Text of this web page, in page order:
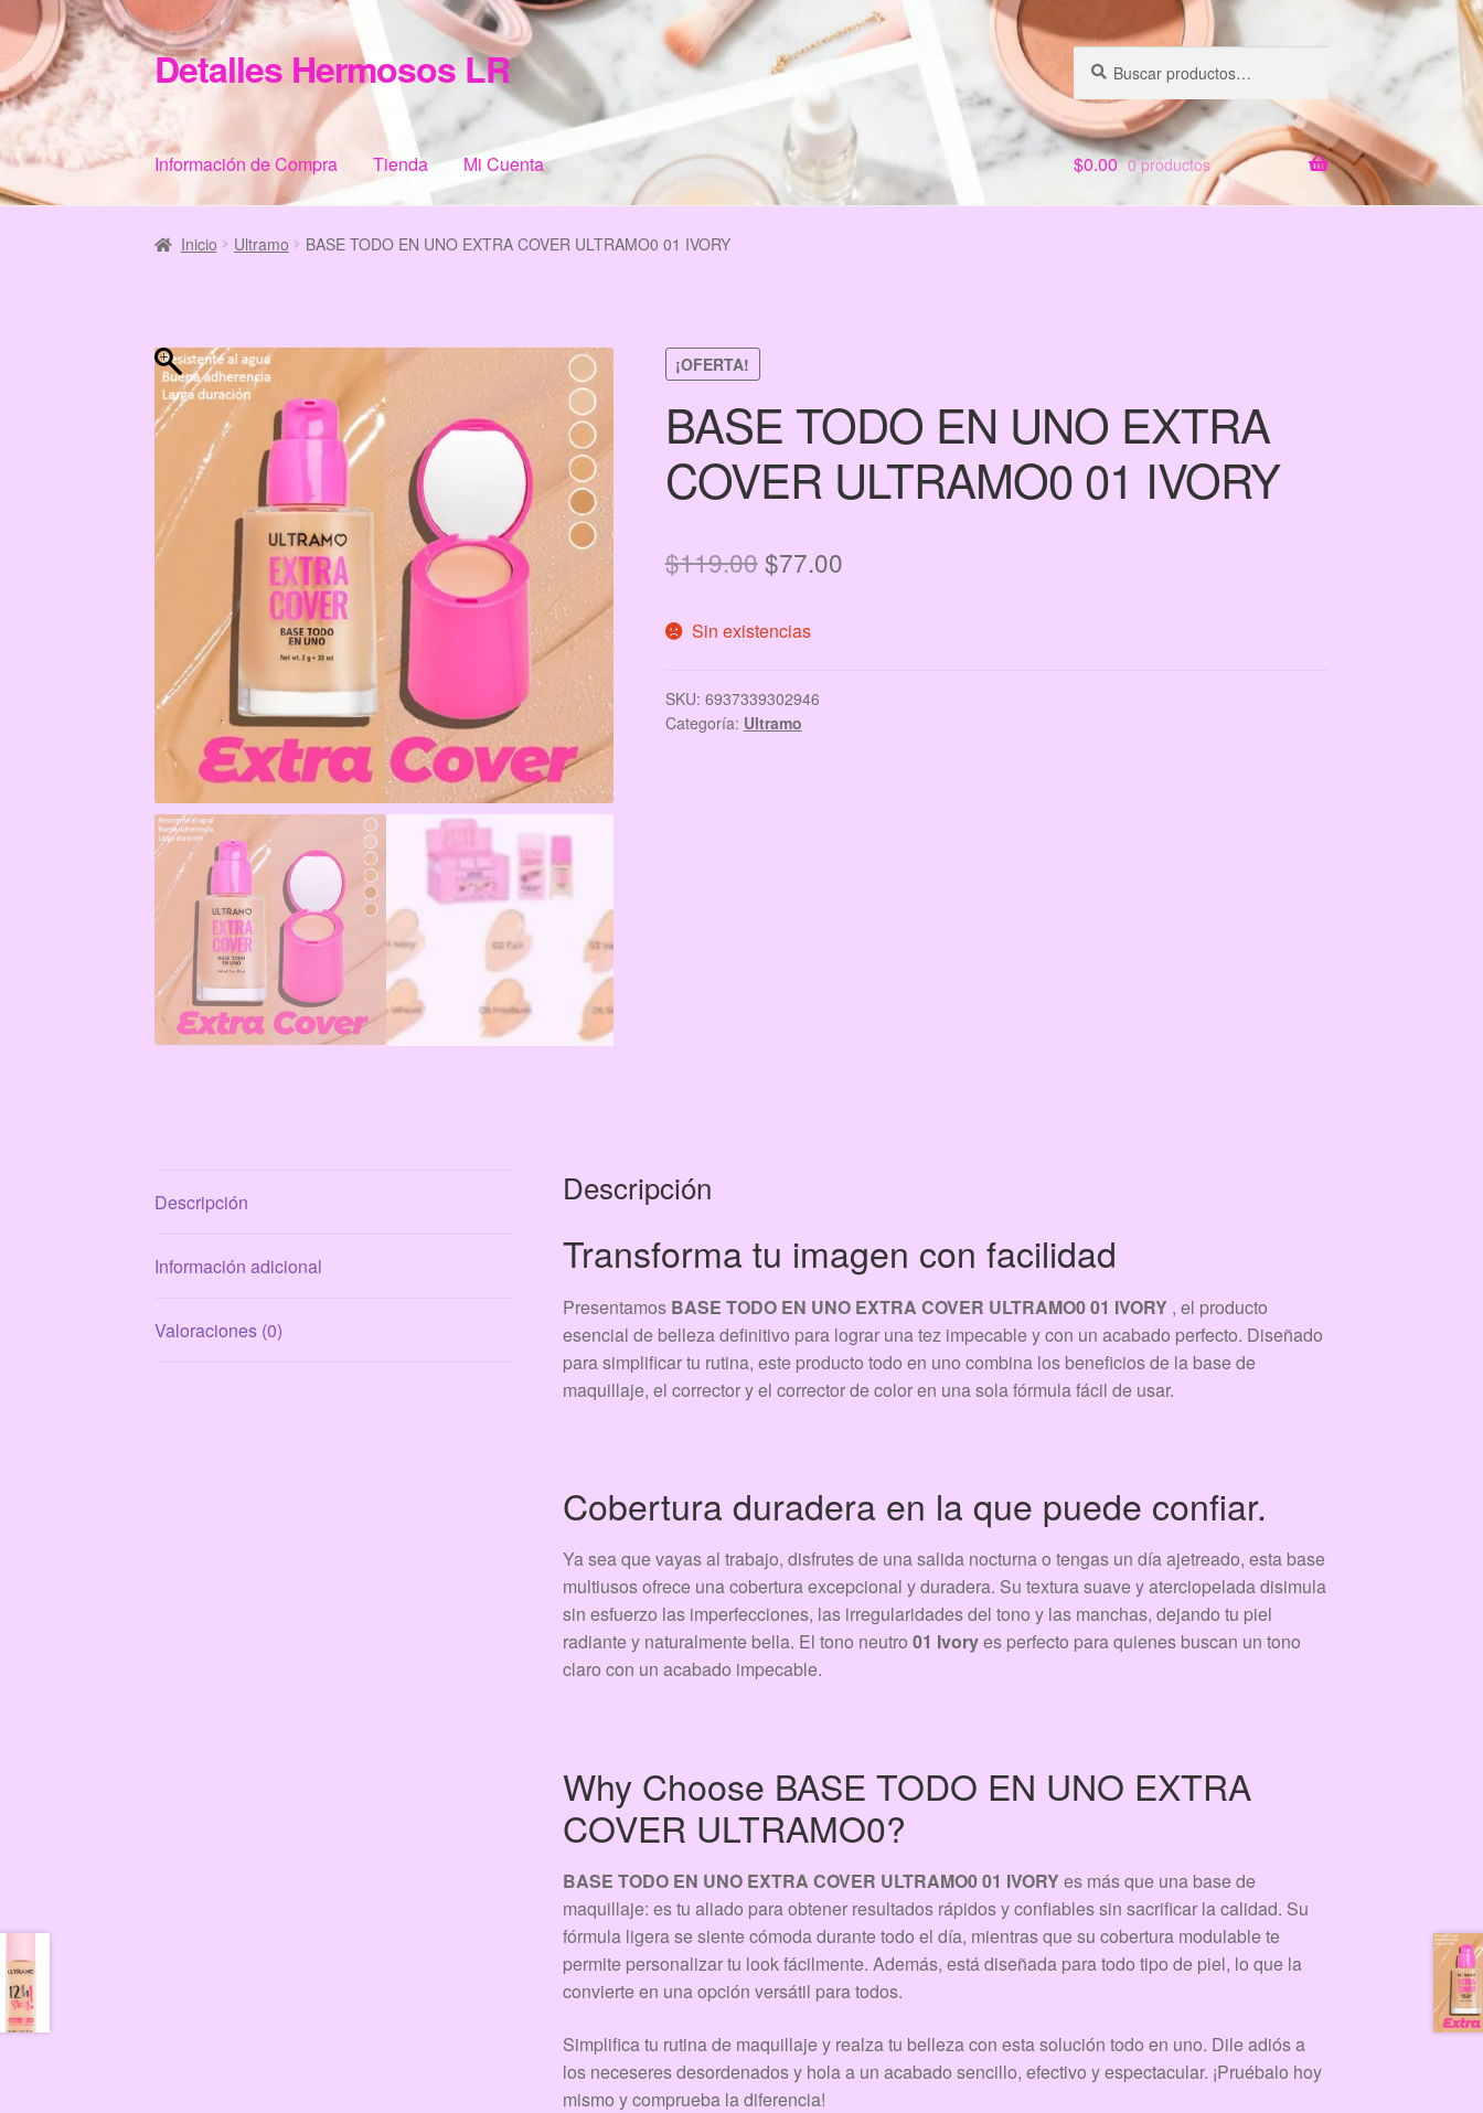
Ir
a
la
navegación
Ir
al
contenido
Detalles Hermosos LR
por:
Información de Compra Tienda Mi Cuenta
InicioCategories CheckoutHomeInformación de CompraMy Account Terms & Conditions
$0.00 0 productos
Inicio Ultramo BASE TODO EN UNO EXTRA COVER ULTRAMO0 01 IVORY
¡OFERTA!
BASE TODO EN UNO EXTRA
COVER ULTRAMO0 01 IVORY
$119.00El
original
$119.00.
$77.00El
Sin existencias
SKU: 6937339302946
Categoría: Ultramo
Descripción
Información adicional
Valoraciones (0)
Descripción
Transforma tu imagen con facilidad
Presentamos BASE TODO EN UNO EXTRA COVER ULTRAMO0 01 IVORY , el producto
esencial de belleza definitivo para lograr una tez impecable y con un acabado perfecto. Diseñado
para simplificar tu rutina, este producto todo en uno combina los beneficios de la base de
maquillaje, el corrector y el corrector de color en una sola fórmula fácil de usar.
Cobertura duradera en la que puede confiar.
Ya sea que vayas al trabajo, disfrutes de una salida nocturna o tengas un día ajetreado, esta base
multiusos ofrece una cobertura excepcional y duradera. Su textura suave y aterciopelada disimula
sin esfuerzo las imperfecciones, las irregularidades del tono y las manchas, dejando tu piel
radiante y naturalmente bella. El tono neutro01 Ivoryes perfecto para quienes buscan un tono
claro con un acabado impecable.
Why Choose BASE TODO EN UNO EXTRA
COVER ULTRAMO0?
BASE TODO EN UNO EXTRA COVER ULTRAMO0 01 IVORY es más que una base de
maquillaje: es tu aliado para obtener resultados rápidos y confiables sin sacrificar la calidad. Su
fórmula ligera se siente cómoda durante todo el día, mientras que su cobertura modulable te
permite personalizar tu look fácilmente. Además, está diseñada para todo tipo de piel, lo que la
convierte en una opción versátil para todos.
Simplifica tu rutina de maquillaje y realza tu belleza con esta solución todo en uno. Dile adiós a
los neceseres desordenados y hola a un acabado sencillo, efectivo y espectacular. ¡Pruébalo hoy
mismo y comprueba la diferencia!